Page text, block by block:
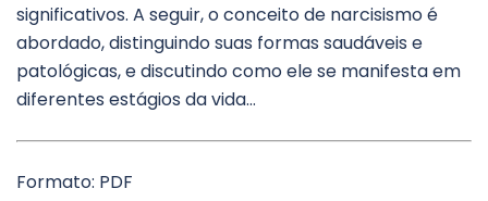
significativos. A seguir, o conceito de narcisismo é
abordado, distinguindo suas formas saudáveis e
patológicas, e discutindo como ele se manifesta em
diferentes estágios da vida…
Formato: PDF